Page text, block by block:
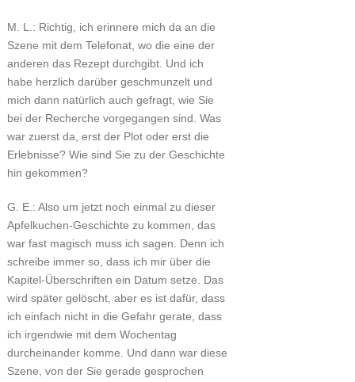
M. L.: Richtig, ich erinnere mich da an die
Szene mit dem Telefonat, wo die eine der
anderen das Rezept durchgibt. Und ich
habe herzlich darüber geschmunzelt und
mich dann natürlich auch gefragt, wie Sie
bei der Recherche vorgegangen sind. Was
war zuerst da, erst der Plot oder erst die
Erlebnisse? Wie sind Sie zu der Geschichte
hin gekommen?
G. E.: Also um jetzt noch einmal zu dieser
Apfelkuchen-Geschichte zu kommen, das
war fast magisch muss ich sagen. Denn ich
schreibe immer so, dass ich mir über die
Kapitel-Überschriften ein Datum setze. Das
wird später gelöscht, aber es ist dafür, dass
ich einfach nicht in die Gefahr gerate, dass
ich irgendwie mit dem Wochentag
durcheinander komme. Und dann war diese
Szene, von der Sie gerade gesprochen